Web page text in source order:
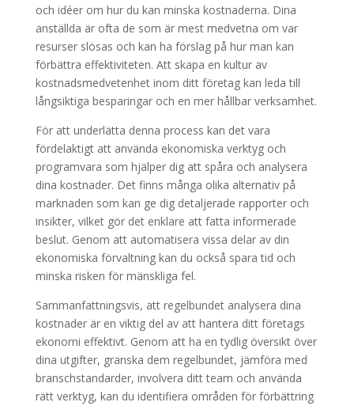
och idéer om hur du kan minska kostnaderna. Dina
anställda är ofta de som är mest medvetna om var
resurser slösas och kan ha förslag på hur man kan
förbättra effektiviteten. Att skapa en kultur av
kostnadsmedvetenhet inom ditt företag kan leda till
långsiktiga besparingar och en mer hållbar verksamhet.
För att underlätta denna process kan det vara
fördelaktigt att använda ekonomiska verktyg och
programvara som hjälper dig att spåra och analysera
dina kostnader. Det finns många olika alternativ på
marknaden som kan ge dig detaljerade rapporter och
insikter, vilket gör det enklare att fatta informerade
beslut. Genom att automatisera vissa delar av din
ekonomiska förvaltning kan du också spara tid och
minska risken för mänskliga fel.
Sammanfattningsvis, att regelbundet analysera dina
kostnader är en viktig del av att hantera ditt företags
ekonomi effektivt. Genom att ha en tydlig översikt över
dina utgifter, granska dem regelbundet, jämföra med
branschstandarder, involvera ditt team och använda
rätt verktyg, kan du identifiera områden för förbättring